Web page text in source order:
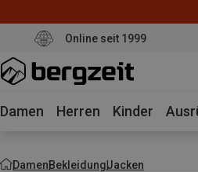
Online seit 1999
Damen Herren Kinder
DamenBekleidungJacken